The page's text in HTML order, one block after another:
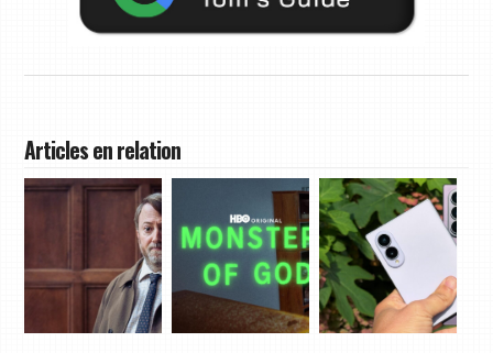
Articles en relation